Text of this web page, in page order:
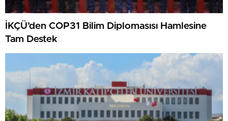
İKÇÜ’den COP31 Bilim Diplomasısı Hamlesine
Tam Destek